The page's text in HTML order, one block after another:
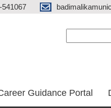
541067
Guidance Portal